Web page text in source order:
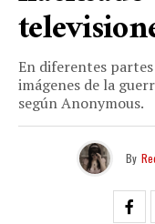
En diferentes
imágenes de la
según Anonymous.
By